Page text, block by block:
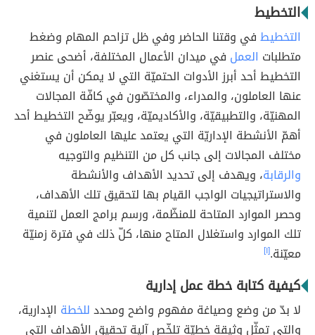
التخطيط
التخطيطفي وقتنا الحاضر وفي ظل تزاحم المهام وضغط
متطلبات العمل في ميدان الأعمال المختلفة، أضحى عنصر
التخطيط أحد أبرز الأدوات الحتميّة التي لا يمكن أن يستغني
عنها العاملون، والمدراء، والمختصّون في كافّة المجالات
المهنيّة، والتطبيقيّة، والأكاديميّة، ويعبّر يوضّح التخطيط أحد
أهمّ الأنشطة الإداريّة التي يعتمد عليها العاملون في
مختلف المجالات إلى جانب كل من التنظيم والتوجيه
والرقابة، ويهدف إلى تحديد الأهداف والأنشطة
والاستراتيجيات الواجب القيام بها لتحقيق تلك الأهداف،
وحصر الموارد المتاحة للمنظّمة، ورسم برامج العمل لتنمية
تلك الموارد واستغلال المتاح منها، كلّ ذلك في فترة زمنيّة
معيّنة.[١]
كيفية كتابة خطة عمل إدارية
لا بدّ من وضع وصياغة مفهوم واضح ومحددللخطة الإدارية،
والتي تمثّل وثيقة خطيّة تلخّص آلية تحقيق الأهداف التي